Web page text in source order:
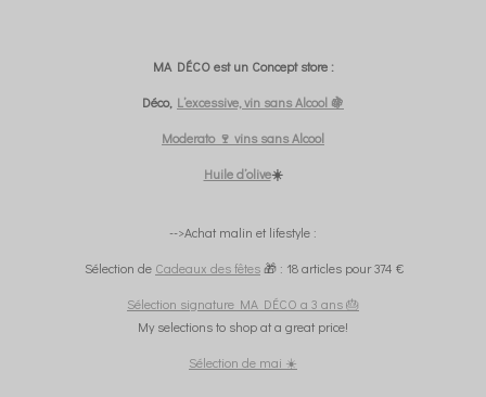
MA DÉCO est un Concept store :
Déco, L’excessive, vin sans Alcool 🍇
Moderato 🍷 vins sans Alcool
Huile d’olive☀️
-->Achat malin et lifestyle :
Sélection de Cadeaux des fêtes🎁 : 18 articles pour 374 €
Sélection signature MA DÉCO a 3 ans 🎂
My selections to shop at a great price!
Sélection de mai ☀️